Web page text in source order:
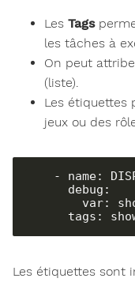
Les Tags
les tâches à
On peut
(liste).
Les étiquettes
jeux ou des
tags:
Les étiquettes sont